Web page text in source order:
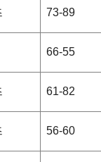
73-89
66-55
61-82
56-60